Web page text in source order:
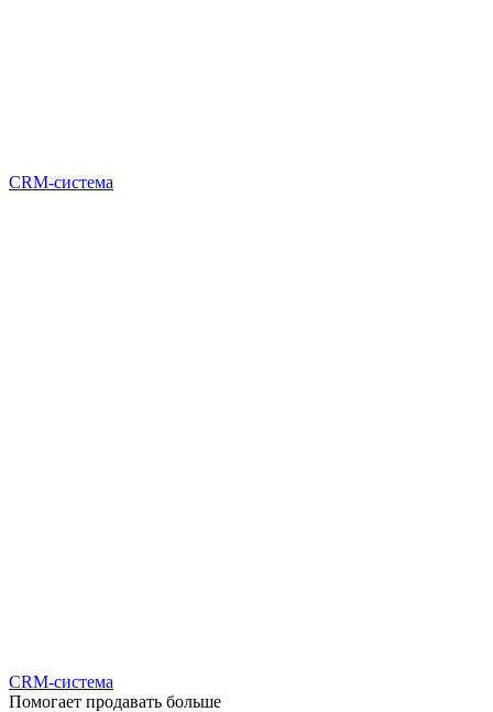
CRM-система
CRM-система
Помогает продавать больше